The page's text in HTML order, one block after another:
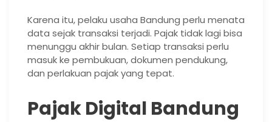
Karena itu, pelaku usaha Bandung perlu menata
data sejak transaksi terjadi. Pajak tidak lagi bisa
menunggu akhir bulan. Setiap transaksi perlu
masuk ke pembukuan, dokumen pendukung,
dan perlakuan pajak yang tepat.
Pajak Digital Bandung